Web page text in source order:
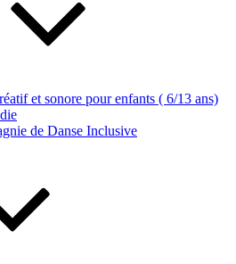
et sonore pour enfants ( 6/13 ans)
de Danse Inclusive